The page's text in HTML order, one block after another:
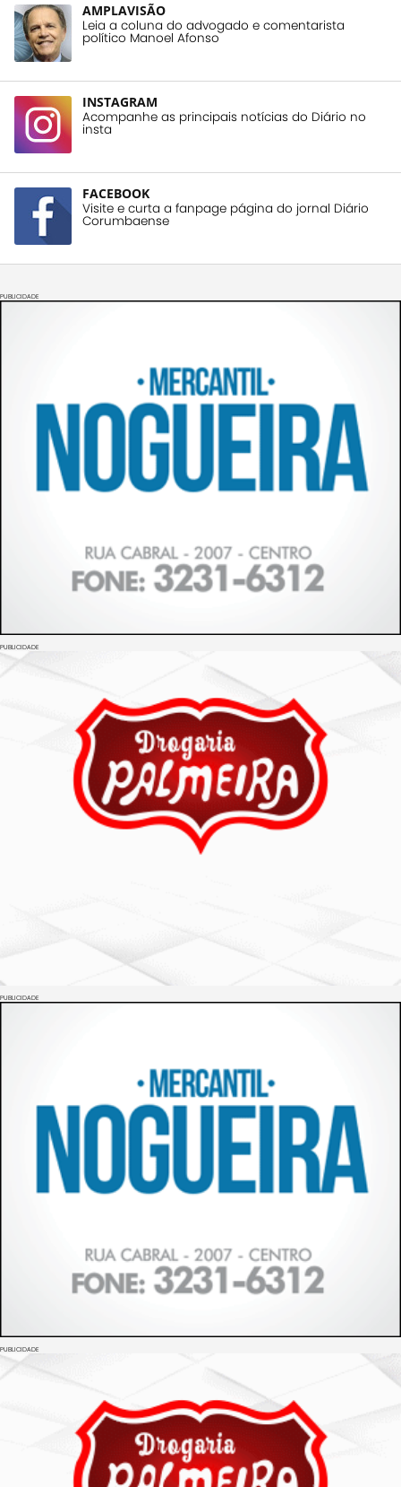
AMPLAVISÃO
Leia a coluna do advogado e comentarista
político Manoel Afonso
INSTAGRAM
Acompanhe as principais notícias do Diário no
insta
FACEBOOK
Visite e curta a fanpage página do jornal Diário
Corumbaense
PUBLICIDADE
PUBLICIDADE
PUBLICIDADE
PUBLICIDADE